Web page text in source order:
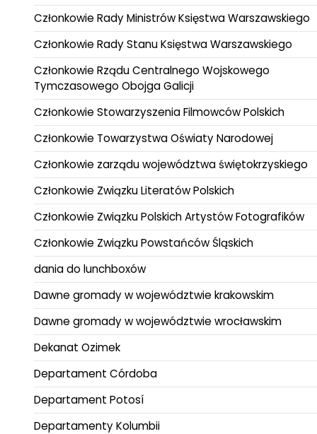
Członkowie Rady Ministrów Księstwa Warszawskiego
Członkowie Rady Stanu Księstwa Warszawskiego
Członkowie Rządu Centralnego Wojskowego
Tymczasowego Obojga Galicji
Członkowie Stowarzyszenia Filmowców Polskich
Członkowie Towarzystwa Oświaty Narodowej
Członkowie zarządu województwa świętokrzyskiego
Członkowie Związku Literatów Polskich
Członkowie Związku Polskich Artystów Fotografików
Członkowie Związku Powstańców Śląskich
dania do lunchboxów
Dawne gromady w województwie krakowskim
Dawne gromady w województwie wrocławskim
Dekanat Ozimek
Departament Córdoba
Departament Potosí
Departamenty Kolumbii